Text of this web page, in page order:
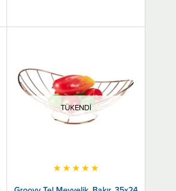
TÜKENDI
★★★★★